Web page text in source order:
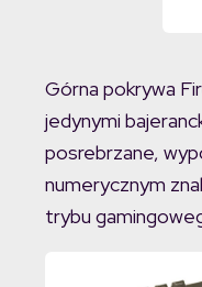
Górna pokrywa
jedynymi
posrebrzane,
numerycznym
trybu